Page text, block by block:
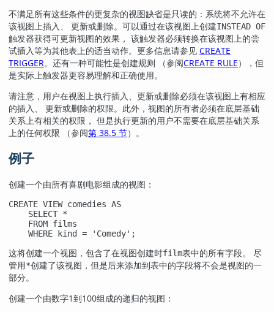
不满足所有这些条件的更复杂的视图缺省是只读的：系统将不允许在
该视图上插入、 更新或删除。可以通过在该视图上创建INSTEAD OF
触发器获得可更新视图的效果， 该触发器必须转换在该视图上的尝
试插入等为其他表上的适当动作。更多信息请参见 CREATE
TRIGGER。还有一种可能性是创建规则 （参阅CREATE RULE），但
是实际上触发器更容易理解和正确使用。
请注意，用户在视图上执行插入、更新或删除必须在该视图上有相应
的插入、 更新或删除的权限。此外，视图的所有者必须在底层基础
关系上有相关的权限， 但是执行更新的用户不需要在底层基础关系
上的任何权限 （参阅第 38.5 节）。
例子
创建一个由所有喜剧电影组成的视图：
CREATE VIEW comedies AS
    SELECT *
    FROM films
    WHERE kind = 'Comedy';
这将创建一个视图，包含了在视图创建时film表中的所有字段。 尽
管用*创建了该视图，但是后来添加到表中的字段将不会是视图的一
部分。
创建一个由数字1到100组成的递归的视图：